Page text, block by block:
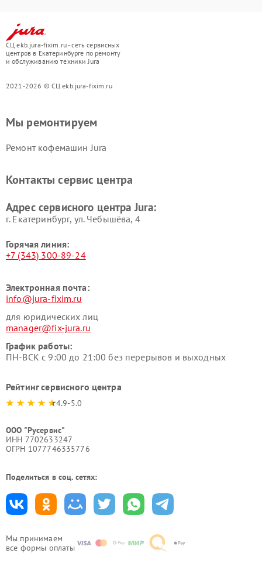
СЦ ekb.jura-fixim.ru - сеть сервисных
центров в Екатеринбурге по ремонту
и обслуживанию техники Jura
2021-2026 © СЦ ekb.jura-fixim.ru
Мы принимаем
все формы оплаты
Мы ремонтируем
Ремонт кофемашин Jura
Контакты сервис центра
Адрес сервисного центра Jura:
г. Екатеринбург, ул. Чебышёва, 4
Горячая линия:
+7 (343) 300-89-24
Электронная почта:
info@jura-fixim.ru
для юридических лиц
manager@fix-jura.ru
График работы:
ПН-ВСК с 9:00 до 21:00 без перерывов и выходных
Рейтинг сервисного центра
4.9-5.0
ООО "Русервис"
ИНН 7702633247
ОГРН 1077746335776
Поделиться в соц. сетях: